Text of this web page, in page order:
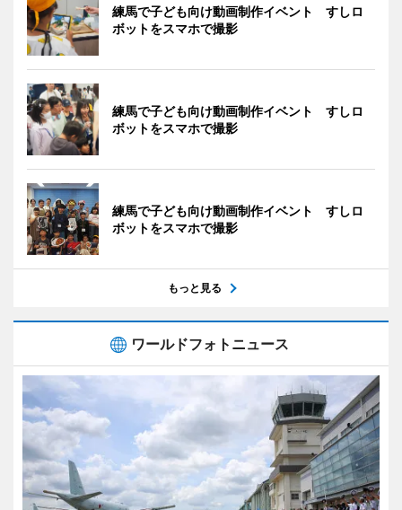
練馬で子ども向け動画制作イベント すしロ
ボットをスマホで撮影
練馬で子ども向け動画制作イベント すしロ
ボットをスマホで撮影
練馬で子ども向け動画制作イベント すしロ
ボットをスマホで撮影
もっと見る
ワールドフォトニュース